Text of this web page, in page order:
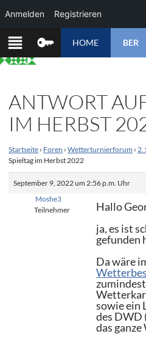
ZUM
INHALT
SPRINGEN
HOME BER
ANTWORT
IM HERBST
Startseite › Foren › Wetterturnierforum › 2.
Spieltag im Herbst 2022
September 9, 2022 um 2:56 p.m. Uhr
Moshe3
Teilnehmer
Hallo
ja, es ist
gefunden
Da wäre
sowie ein
des DWD
das ganze
Anmelden Registrieren